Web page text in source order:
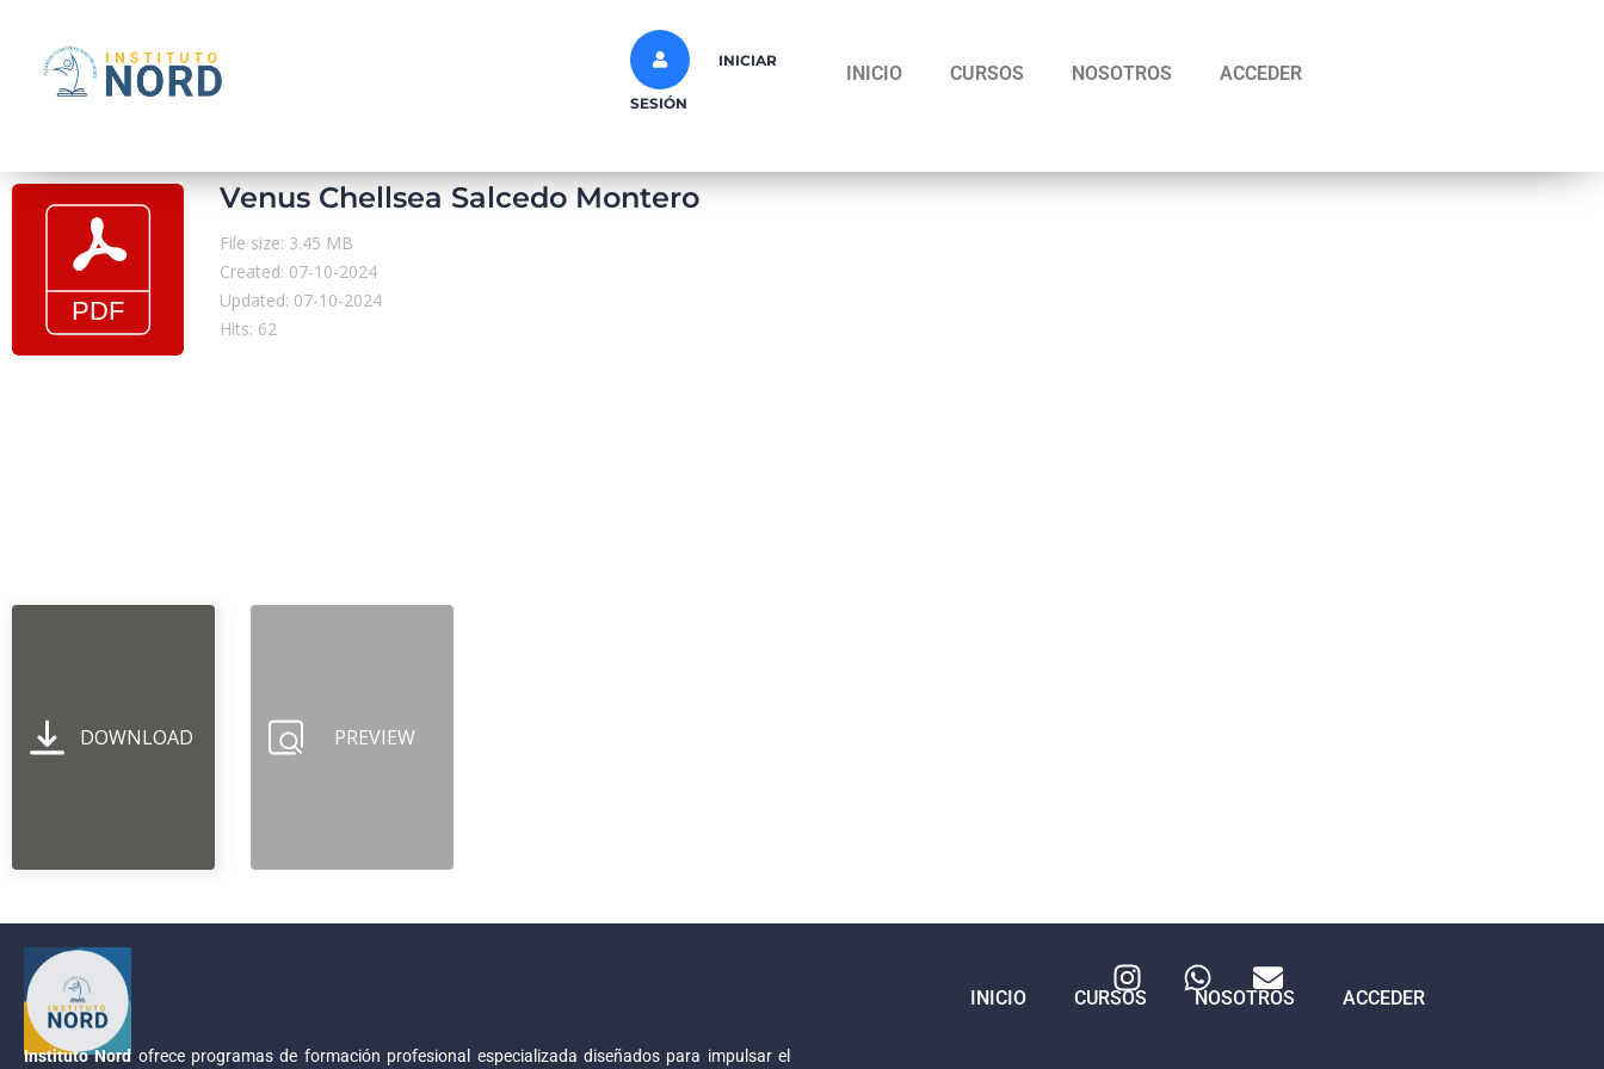
INICIAR
SESIÓN
INICIO CURSOS NOSOTROS ACCEDER
Venus Chellsea Salcedo Montero
File size: 3.45 MB
Created: 07-10-2024
Updated: 07-10-2024
Hits: 62
DOWNLOAD PREVIEW
Instituto Nord ofrece programas de formación profesional especializada diseñados para impulsar el
INICIO CURSOS NOSOTROS ACCEDER